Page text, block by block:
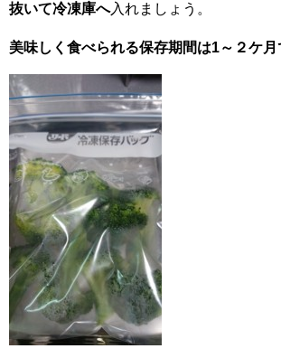
抜いて冷凍庫へ入れましょう。
美味しく食べられる保存期間は1～２ケ月